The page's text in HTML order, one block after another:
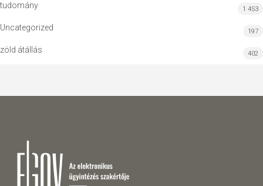
tudomány 1 453
Uncategorized 197
zöld átállás 402